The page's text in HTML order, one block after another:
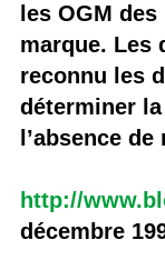
les OGM
marque. Les
reconnu les
déterminer la
l’absence
http://
décembre